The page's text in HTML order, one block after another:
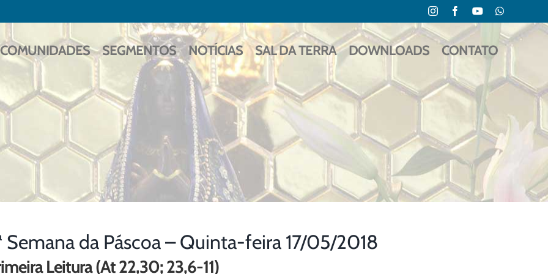
InstagramFacebookYouTubeWhatsApp
COMUNIDADES SEGMENTOS NOTÍCIAS SAL DA TERRA DOWNLOADS CONTATO
Semana da Páscoa – Quinta-feira 17/05/2018
Leitura (At 22,30; 23,6-11)